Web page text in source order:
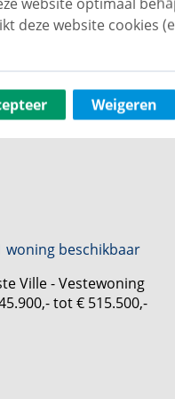
woning beschikbaar
Ville - Poortwoning
woning beschikbaar
Ville - Vestewoning
tot € 515.500,-
deze website cookies
Weigeren